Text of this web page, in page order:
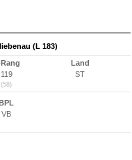
(L 183)
Rang
119
(58)
Land
ST
VB